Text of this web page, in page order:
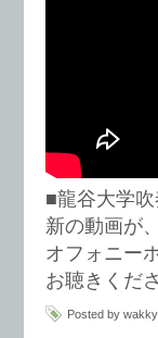
■龍谷大学
新の動画が
オフォニー
お聴きくだ
Posted by